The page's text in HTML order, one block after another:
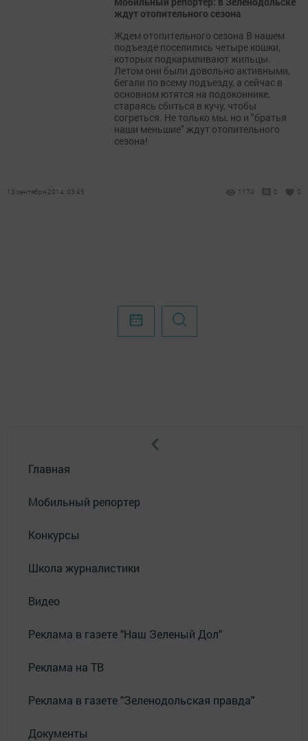
ждут отопительного сезона
Ждем отопительного сезона В нашем
подъезде поселились четыре кошки,
которых подкармливают жильцы.
Летом они были довольно активными,
бегали по всему подъезду, а сейчас в
основном ютятся на подоконнике,
стараясь сбиться в кучу, чтобы
согреться. Не только мы, но и "братья
наши меньшие" ждут отопительного
сезона!
13 сентября 2014, 03:45 1174 0 0
Главная
Мобильный репортер
Конкурсы
Школа журналистики
Видео
Реклама в газете "Наш Зеленый Дол"
Реклама на ТВ
Реклама в газете "Зеленодольская правда"
Документы